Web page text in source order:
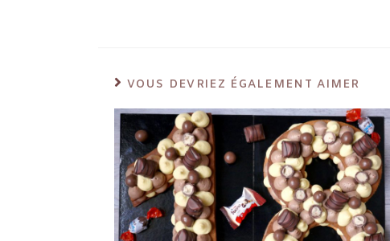
VOUS DEVRIEZ ÉGALEMENT AIMER